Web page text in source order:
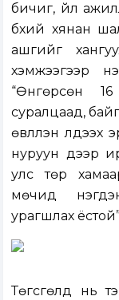
бичиг, үйл
бүхий хянан
ашгийг
хэмжээгээр
“Өнгөрсөн
суралцаад,
өвлүүлэн
нуруун дээр
улс төр
мөчид
урагшлах
Төгсгөлд нь